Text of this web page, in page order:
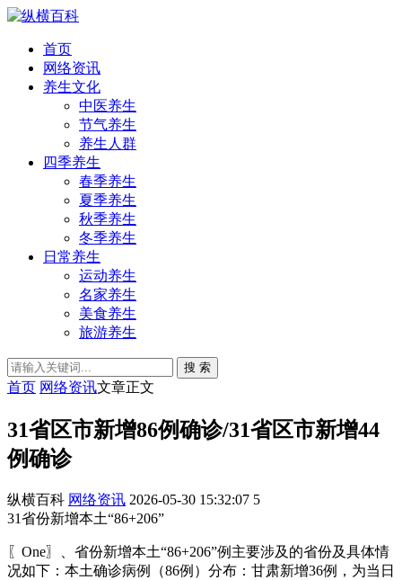
首页
网络资讯
养生文化
中医养生
节气养生
养生人群
四季养生
春季养生
夏季养生
秋季养生
冬季养生
日常养生
运动养生
名家养生
美食养生
旅游养生
搜 索
首页 网络资讯文章正文
31省区市新增86例确诊/31省区市新增44
例确诊
纵横百科 网络资讯 2026-05-30 15:32:07 5
31省份新增本土“86+206”
〖One〗、省份新增本土“86+206”例主要涉及的省份及具体情
况如下：本土确诊病例（86例）分布：甘肃新增36例，为当日